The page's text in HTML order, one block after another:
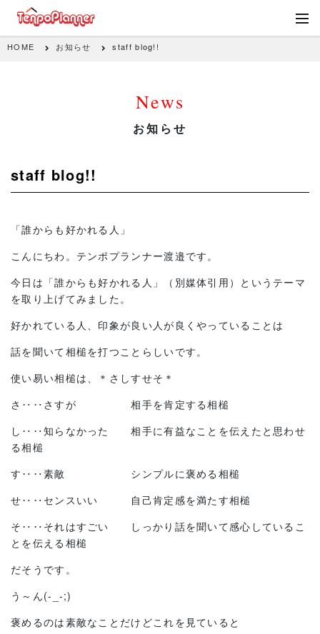
HOME お知らせ staff blog!!
News
お知らせ
staff blog!!
「誰からも好かれる人」
こんにちわ。テンポプランナー渡邉です。
今日は「誰からも好かれる人」（別媒体引用）というテーマ
を取り上げてみました。
好かれている人、印象が良い人が良くやっていることは
話を聞いて相槌を打つことらしいです。
使い易い相槌は、＊さしすせそ＊
さ‥‥さすが 相手を肯定する相槌
し‥‥知らなかった 相手に有益なことを伝えたと思わせ
る相槌
す‥‥素敵 シンプルに褒める相槌
せ‥‥センスいい 自己肯定感を満たす相槌
そ‥‥それはすごい しっかり話を聞いて感心しているこ
とを伝える相槌
だそうです。
う～ん(-_-;)
褒めるのは素敵なことだけどこれを見ていると